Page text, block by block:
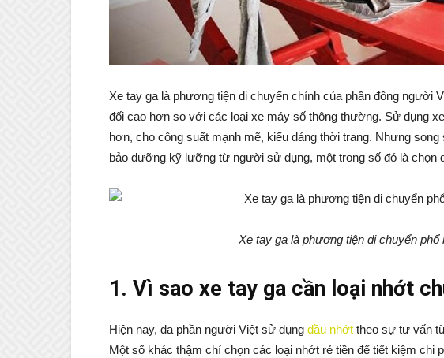
Xe tay ga là phương tiện di chuyển chính của phần đông người
đối cao hơn so với các loại xe máy số thông thường. Sử dụng
hơn, cho công suất mạnh mẽ, kiểu dáng thời trang. Nhưng
bảo dưỡng kỹ lưỡng từ người sử dụng, một trong số đó là chọn
Xe tay ga là phương tiện di chuyển phổ
1. Vì sao xe tay ga cần loại nhớt
Hiện nay, đa phần người Việt sử dụng dầu nhớt theo sự tư vấn
Một số khác thậm chí chọn các loại nhớt rẻ tiền để tiết kiệm chi